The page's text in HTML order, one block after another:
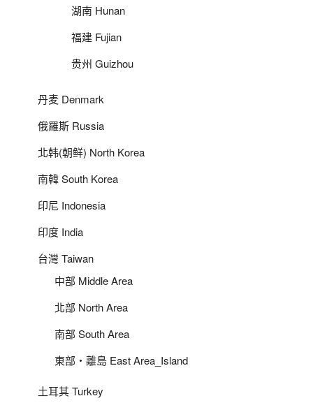
湖南 Hunan
福建 Fujian
贵州 Guizhou
丹麦 Denmark
俄羅斯 Russia
北韩(朝鲜) North Korea
南韓 South Korea
印尼 Indonesia
印度 India
台灣 Taiwan
中部 Middle Area
北部 North Area
南部 South Area
東部‧離島 East Area_Island
土耳其 Turkey